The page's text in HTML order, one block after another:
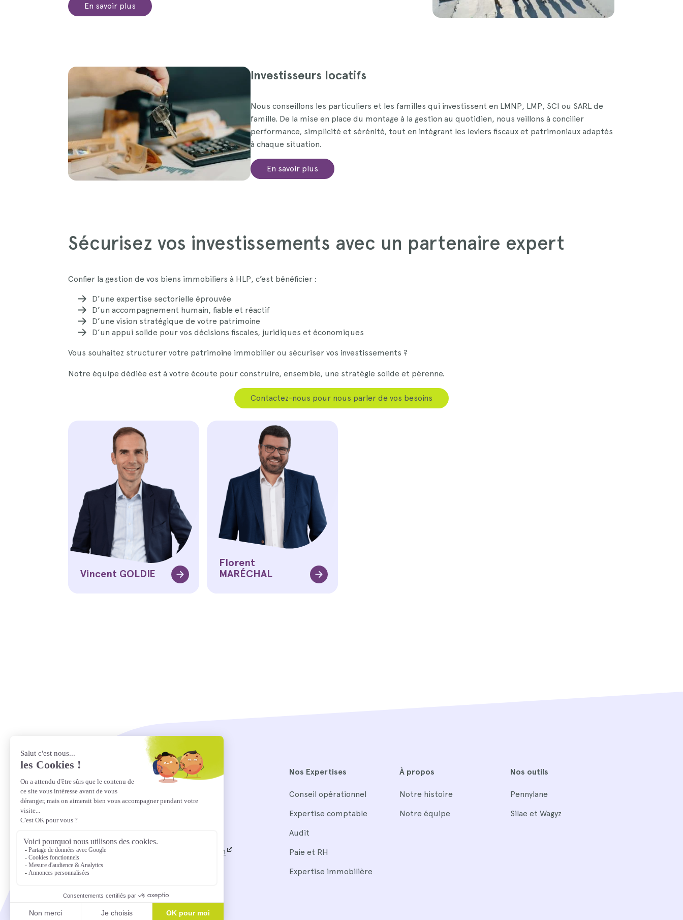
En savoir plus
Investisseurs locatifs
Nous conseillons les particuliers et les familles qui investissent en LMNP, LMP, SCI ou SARL de
famille. De la mise en place du montage à la gestion au quotidien, nous veillons à concilier
performance, simplicité et sérénité, tout en intégrant les leviers fiscaux et patrimoniaux adaptés
à chaque situation.
En savoir plus
Sécurisez vos investissements avec un partenaire expert
Confier la gestion de vos biens immobiliers à HLP, c’est bénéficier :
D’une expertise sectorielle éprouvée
D’un accompagnement humain, fiable et réactif
D’une vision stratégique de votre patrimoine
D’un appui solide pour vos décisions fiscales, juridiques et économiques
Vous souhaitez structurer votre patrimoine immobilier ou sécuriser vos investissements ?
Notre équipe dédiée est à votre écoute pour construire, ensemble, une stratégie solide et pérenne.
Contactez-nous pour nous parler de vos besoins
Vincent GOLDIE
Florent
MARÉCHAL
Suivez-nous sur LinkedIn
Nos Expertises
Conseil opérationnel
Expertise comptable
Audit
Paie et RH
Expertise immobilière
À propos
Notre histoire
Notre équipe
Nos outils
Pennylane
Silae et Wagyz